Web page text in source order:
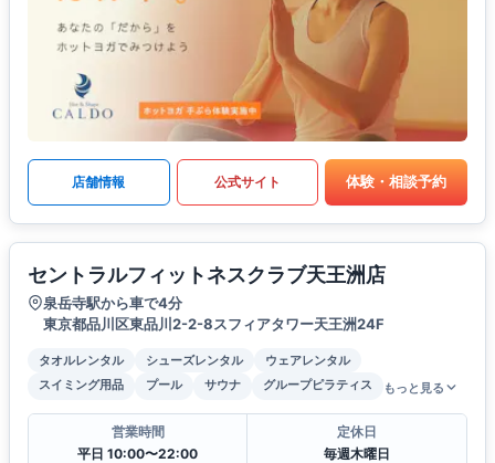
店舗情報 公式サイト 体験・相談予約
セントラルフィットネスクラブ天王洲店
泉岳寺駅から車で4分
東京都品川区東品川2-2-8スフィアタワー天王洲24F
タオルレンタル シューズレンタル
ウェアレンタル
スイミング用品
プール サウナ グループピラティス もっと見る
営業時間
平日 10:00〜22:00
定休日
毎週木曜日